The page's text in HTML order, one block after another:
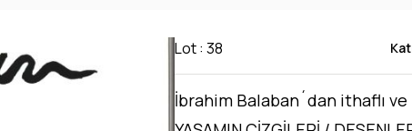
Lot : 38
İbrahim Balaban´dan ithaflı ve